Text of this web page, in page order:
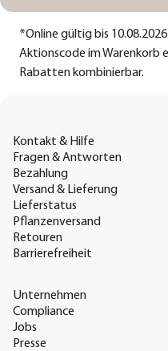
*Online gültig bis
Aktionscode im Warenkorb
Rabatten kombinierbar.
Kontakt & Hilfe
Fragen & Antworten
Bezahlung
Versand & Lieferung
Lieferstatus
Pflanzenversand
Retouren
Barrierefreiheit
Unternehmen
Compliance
Jobs
Presse